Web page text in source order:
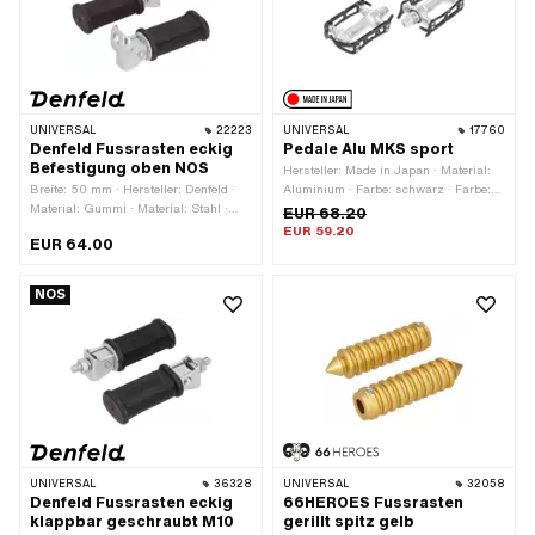
UNIVERSAL 22223
Denfeld Fussrasten eckig
Befestigung oben NOS
Breite: 50 mm · Hersteller: Denfeld ·
Material: Gummi · Material: Stahl ·
Gesamtlänge: 130 mm · Höhe: 35 mm ·
EUR 64.00
UNIVERSAL 17760
Pedale Alu MKS sport
Hersteller: Made in Japan · Material:
Aluminium · Farbe: schwarz · Farbe:
silber · Antrieb: Aussenzweikant ·
Antrieb: Innensechskant · Gewindeart:
EUR 68.20
EUR 59.20
NOS
UNIVERSAL 36328
Denfeld Fussrasten eckig
klappbar geschraubt M10
UNIVERSAL 32058
66HEROES Fussrasten
gerillt spitz gelb